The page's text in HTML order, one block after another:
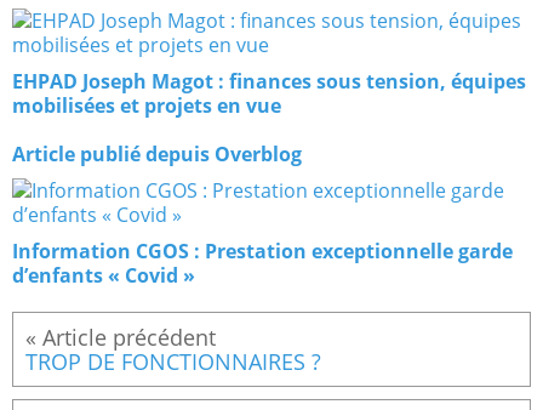
EHPAD Joseph Magot : finances sous tension, équipes
mobilisées et projets en vue
Article publié depuis Overblog
Information CGOS : Prestation exceptionnelle garde
d’enfants « Covid »
TROP DE FONCTIONNAIRES ?